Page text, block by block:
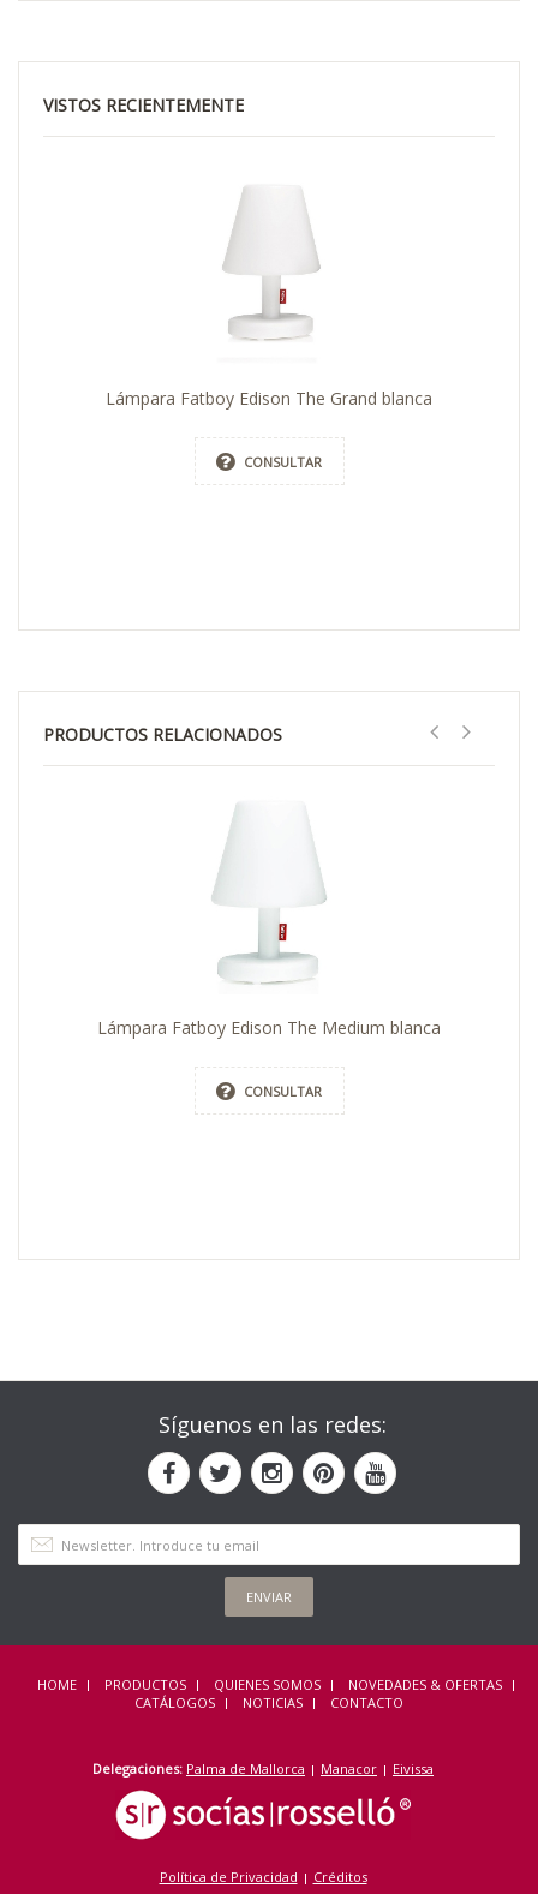
VISTOS RECIENTEMENTE
Lámpara Fatboy Edison The Grand blanca
CONSULTAR
PRODUCTOS RELACIONADOS
Lámpara Fatboy Edison The Medium blanca
CONSULTAR
Síguenos en las redes:
ENVIAR
HOME PRODUCTOS QUIENES SOMOS
NOVEDADES & OFERTAS
CATÁLOGOS
NOTICIAS CONTACTO
Delegaciones: Palma de Mallorca Manacor Eivissa
Política de Privacidad Créditos